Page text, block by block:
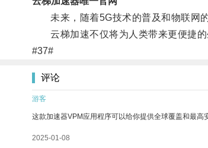
未来，随着5G技术的普及和物联网的
云梯加速不仅将为人类带来更便捷的
#37#
评论
游客
这款加速器VPM应用程序可以给你提供全球覆盖和最高
2025-01-08